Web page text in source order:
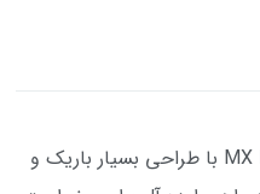
با صفحه‌کلید بی‌سیم لاجیتک MX Keys Mini، گردش کار و راحتی خود را در چندین دستگاهافزایش دهید. صفحه کلید MX Keys Mini با طراحی بسیار باریک و